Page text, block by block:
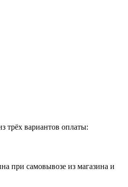
трёх вариантов оплаты:
при самовывозе из магазина и